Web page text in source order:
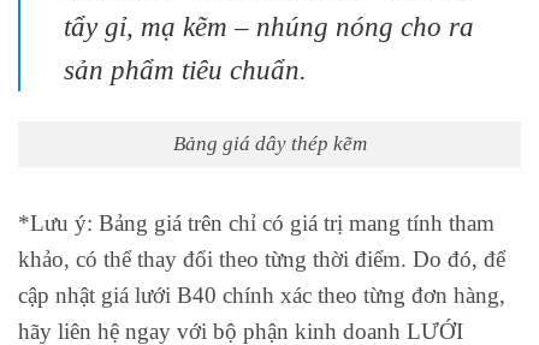
tẩy gỉ, mạ kẽm – nhúng nóng cho ra
sản phẩm tiêu chuẩn.
Bảng giá dây thép kẽm
*Lưu ý: Bảng giá trên chỉ có giá trị mang tính tham
khảo, có thể thay đổi theo từng thời điểm. Do đó, để
cập nhật giá lưới B40 chính xác theo từng đơn hàng,
hãy liên hệ ngay với bộ phận kinh doanh LƯỚI